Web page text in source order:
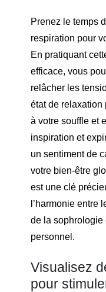
Prenez le temps
respiration pour
En pratiquant
efficace, vous
relâcher les
état de relaxation
à votre souffle et
inspiration et
un sentiment de
votre bien-être
est une clé
l’harmonie entre
de la sophrologie
personnel.
Visualisez
pour